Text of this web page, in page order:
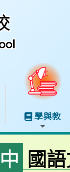
學與教
中